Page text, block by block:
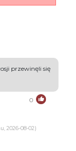
przewinęli się
0
2026-08-02)